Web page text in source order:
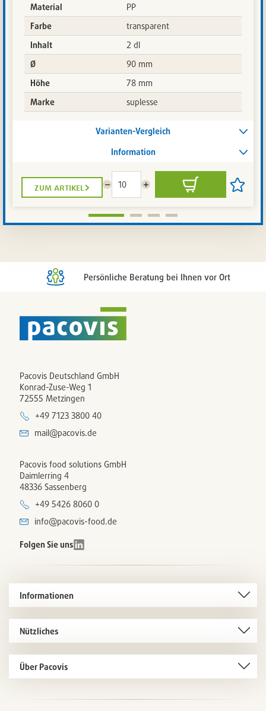
Material
PP
Farbe
transparent
Inhalt
2 dl
Ø
90 mm
Höhe
78 mm
Marke
suplesse
Varianten-Vergleich
Information
zum artikel
Menge
reduzieren
Menge
erhöhen
In
den
Artikel
setzen
Persönliche Beratung bei Ihnen vor Ort
Pacovis Deutschland GmbH
Konrad-Zuse-Weg 1
72555 Metzingen
+49 7123 3800 40
mail@pacovis.de
Pacovis food solutions GmbH
Daimlerring 4
48336 Sassenberg
+49 5426 8060 0
info@pacovis-food.de
Folgen Sie uns
Informationen
Nützliches
Über Pacovis